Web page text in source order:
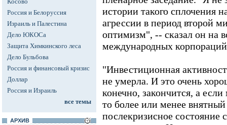
Россия и Белоруссия
Израиль и Палестина
Дело ЮКОСа
Защита Химкинского леса
Дело Бульбова
Россия и финансовый кризис
Доллар
Россия и Израиль
все темы
АРХИВ
истории такого сплочения
агрессии в период второй
оптимизм", -- сказал он на
международных
"Инвестиционная
не умерла. И это очень
конечно, закончится, а
то более или менее
послекризисное состояние